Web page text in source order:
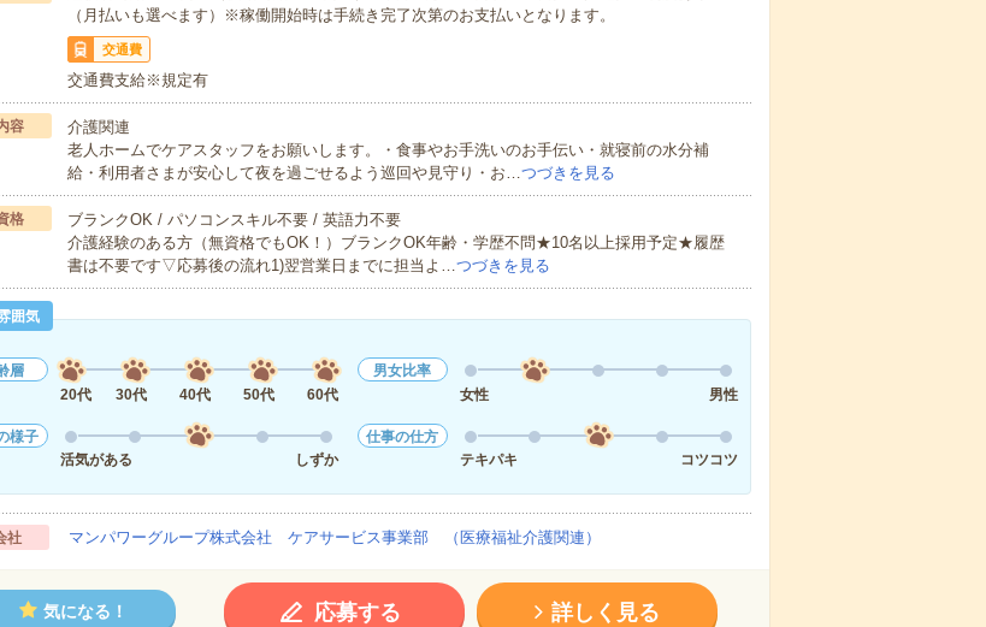
（月払いも選べます）※稼働開始時は手続き完了次第のお支払いとなります。
交通費
交通費支給※規定有
容
介護関連
老人ホームでケアスタッフをお願いします。・食事やお手洗いのお手伝い・就寝前の水分補
給・利用者さまが安心して夜を過ごせるよう巡回や見守り・お…つづきを見る
格
ブランクOK / パソコンスキル不要 / 英語力不要
介護経験のある方（無資格でもOK！）ブランクOK年齢・学歴不問★10名以上採用予定★履歴
書は不要です▽応募後の流れ1)翌営業日までに担当よ…つづきを見る
囲気
層
20代
30代 40代 50代 60代
男女比率
女性
男性
様子
活気がある
しずか
仕事の仕方
テキパキ
コツコツ
社 マンパワーグループ株式会社 ケアサービス事業部 （医療福祉介護関連）
気になる！ 応募する 詳しく見る